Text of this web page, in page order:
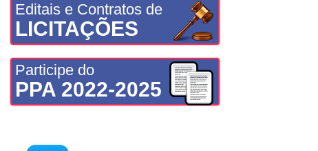
Editais e Contratos de
LICITAÇÕES
Participe do
PPA 2022-2025